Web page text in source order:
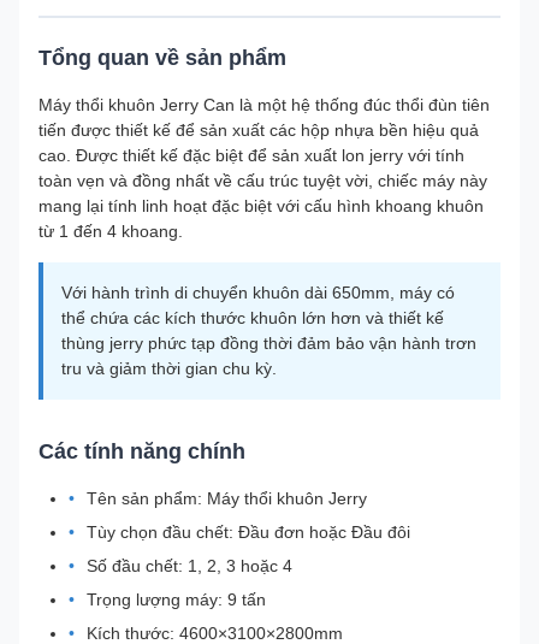
Tổng quan về sản phẩm
Máy thổi khuôn Jerry Can là một hệ thống đúc thổi đùn tiên
tiến được thiết kế để sản xuất các hộp nhựa bền hiệu quả
cao. Được thiết kế đặc biệt để sản xuất lon jerry với tính
toàn vẹn và đồng nhất về cấu trúc tuyệt vời, chiếc máy này
mang lại tính linh hoạt đặc biệt với cấu hình khoang khuôn
từ 1 đến 4 khoang.
Với hành trình di chuyển khuôn dài 650mm, máy có
thể chứa các kích thước khuôn lớn hơn và thiết kế
thùng jerry phức tạp đồng thời đảm bảo vận hành trơn
tru và giảm thời gian chu kỳ.
Các tính năng chính
Tên sản phẩm: Máy thổi khuôn Jerry
Tùy chọn đầu chết: Đầu đơn hoặc Đầu đôi
Số đầu chết: 1, 2, 3 hoặc 4
Trọng lượng máy: 9 tấn
Kích thước: 4600×3100×2800mm